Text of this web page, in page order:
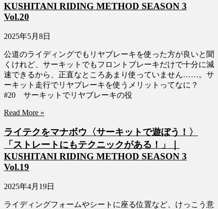
KUSHITANI RIDING METHOD SEASON 3
Vol.20
2025年5月8日
公道のライディングでもリヤブレーキを使った方が良いと聞
くけれど、サーキットでもフロントブレーキだけで十分に減
速できるから、正直なところあまり使っていません……。サ
ーキット走行でリヤブレーキを使うメリットってなに？
#20 サーキットでリヤブレーキの役
Read More »
ライテクをマナボウ〈サーキットで遊ぼう！〉
「ストレートにもテクニックがある！」｜
KUSHITANI RIDING METHOD SEASON 3
Vol.19
2025年4月19日
ライディングフォームやシートに座る位置など、けっこう意